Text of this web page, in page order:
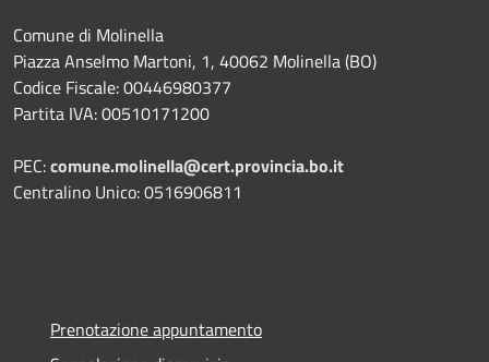
Comune di Molinella
Piazza Anselmo Martoni, 1, 40062 Molinella (BO)
Codice Fiscale: 00446980377
Partita IVA: 00510171200
PEC:comune.molinella@cert.provincia.bo.it
Centralino Unico: 0516906811
Prenotazione appuntamento